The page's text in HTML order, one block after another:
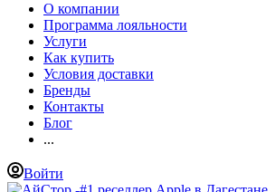
О компании
Программа лояльности
Услуги
Как купить
Условия доставки
Бренды
Контакты
Блог
...
Войти